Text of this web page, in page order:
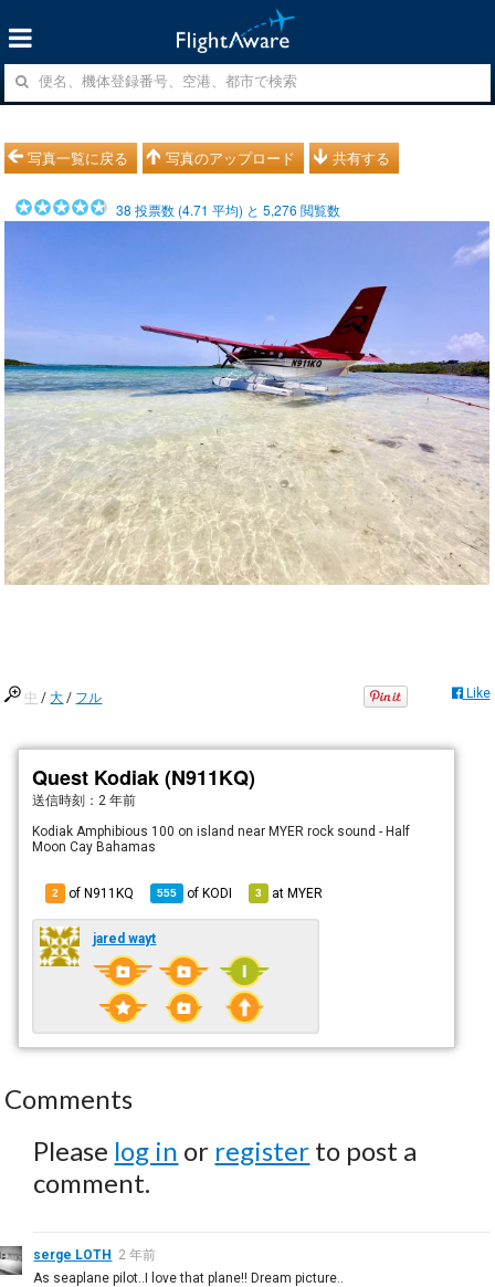
写真一覧に戻る 写真のアップロード 共有する
38 投票数 (4.71 平均) と5,276 閲覧数
中 /大 / フル Like
Quest Kodiak (N911KQ)
送信時刻： 2 年前
Kodiak Amphibious 100 on island near MYER rock sound - Half
Moon Cay Bahamas
2 of N911KQ 555 ofKODI 3 atMYER
jared wayt
Comments
Please log in or register to post a
comment.
serge LOTH 2 年前
As seaplane pilot..I love that plane!! Dream picture..